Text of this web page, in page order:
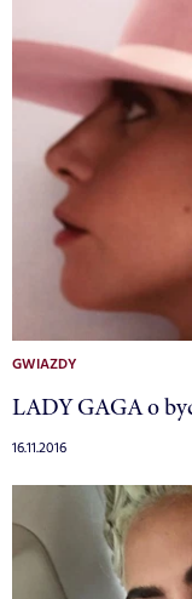
GWIAZDY
LADY GAGA o
16.11.2016